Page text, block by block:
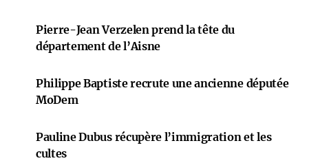
Pierre-Jean Verzelen prend la tête du
département de l’Aisne
Philippe Baptiste recrute une ancienne députée
MoDem
Pauline Dubus récupère l’immigration et les
cultes